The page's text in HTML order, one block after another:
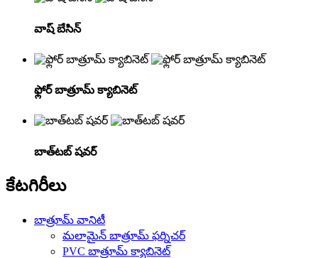
వాష్ బేసిన్
ఫ్లోర్ బాత్రూమ్ క్యాబినెట్
బాత్‌టబ్ షవర్
కేటగిరీలు
బాత్రూమ్ వానిటీ
మలామైన్ బాత్రూమ్ ఫర్నిచర్
PVC బాత్రూమ్ క్యాబినెట్